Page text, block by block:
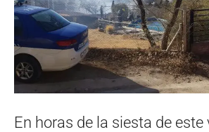
En horas de la siesta de este